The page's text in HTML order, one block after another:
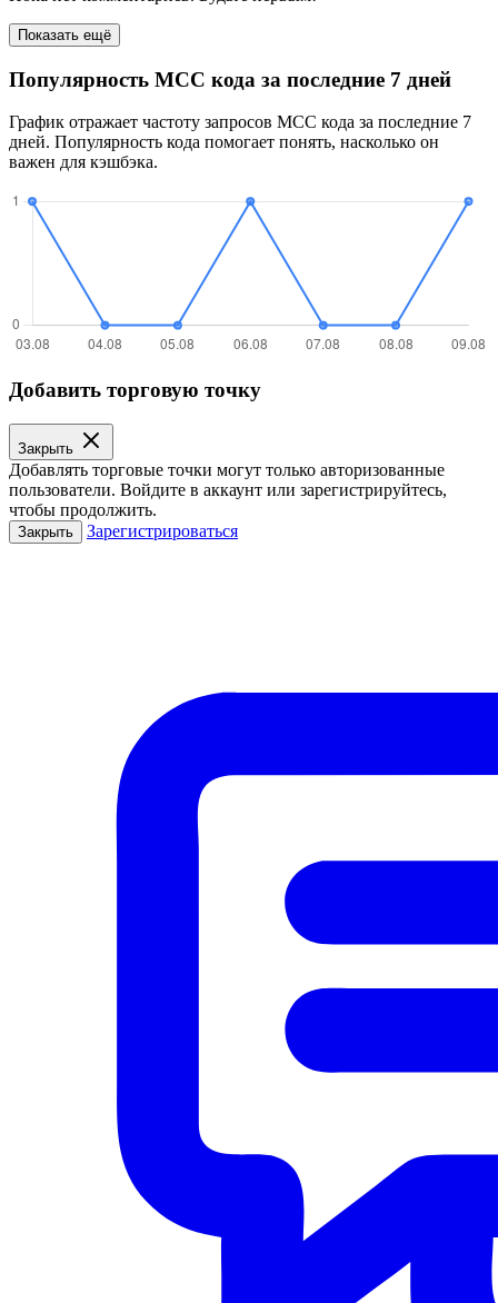
Показать ещё
Популярность MCC кода за последние 7 дней
График отражает частоту запросов MCC кода за последние 7
дней. Популярность кода помогает понять, насколько он
важен для кэшбэка.
Добавить торговую точку
Закрыть
Добавлять торговые точки могут только авторизованные
пользователи. Войдите в аккаунт или зарегистрируйтесь,
чтобы продолжить.
Закрыть Зарегистрироваться